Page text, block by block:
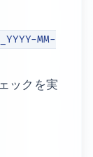
MM-
ックを実